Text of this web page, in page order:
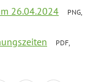
26.04.2024
PNG,
PDF,